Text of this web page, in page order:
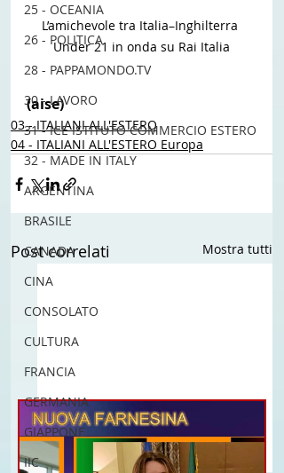
25 - OCEANIA
26 - POLITICA
28 - PAPPAMONDO.TV
30 - LAVORO
31 - ICE ISTITUTO COMMERCIO ESTERO
32 - MADE IN ITALY
ARGENTINA
BRASILE
CANADA
CINA
CONSOLATO
CULTURA
FRANCIA
GERMANIA
GIAPPONE
IIC
L’amichevole tra Italia–Inghilterra
Under 21 in onda su Rai Italia
(aise)
03 - ITALIANI ALL'ESTERO
04 - ITALIANI ALL'ESTERO Europa
Post correlati Mostra tutti